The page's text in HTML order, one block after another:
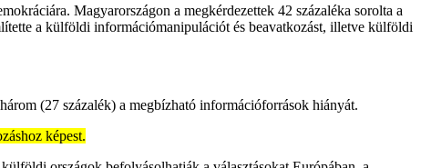
Magyarországon a megkérdezettek 42 százaléka sorolta a
a külföldi információmanipulációt és beavatkozást, illetve külföldi
(27 százalék) a megbízható információforrások hiányát.
képest.